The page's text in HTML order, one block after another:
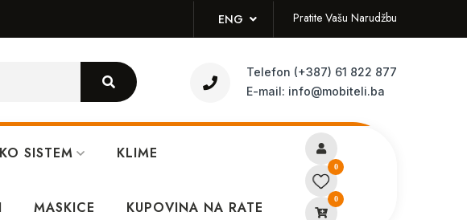
ENG Pratite Vašu Narudžbu
Telefon (+387) 61 822 877
E-mail: info@mobiteli.ba
SISTEM KLIME
MASKICE KUPOVINA NA RATE
0
0
Pretraži